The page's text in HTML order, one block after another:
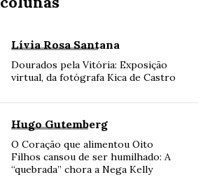
Lívia Rosa Santana
Dourados pela Vitória: Exposição
virtual, da fotógrafa Kica de Castro
Hugo Gutemberg
O Coração que alimentou Oito
Filhos cansou de ser humilhado: A
“quebrada” chora a Nega Kelly